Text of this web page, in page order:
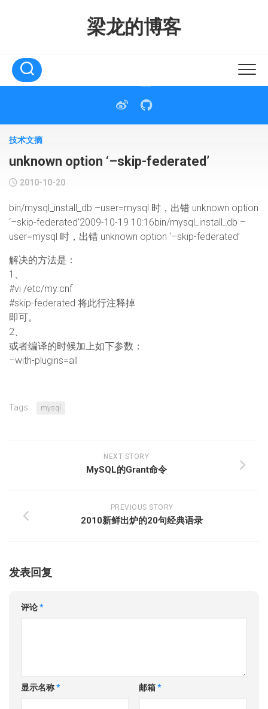
梁龙的博客
技术文摘
unknown option ‘–skip-federated’
2010-10-20
bin/mysql_install_db –user=mysql 时，出错 unknown option
‘–skip-federated’2009-10-19 10:16bin/mysql_install_db –
user=mysql 时，出错 unknown option ‘–skip-federated’
解决的方法是：
1、
#vi /etc/my.cnf
#skip-federated 将此行注释掉
即可。
2、
或者编译的时候加上如下参数：
–with-plugins=all
Tags: mysql
NEXT STORY
MySQL的Grant命令
PREVIOUS STORY
2010新鲜出炉的20句经典语录
发表回复
评论*
显示名称* 邮箱*